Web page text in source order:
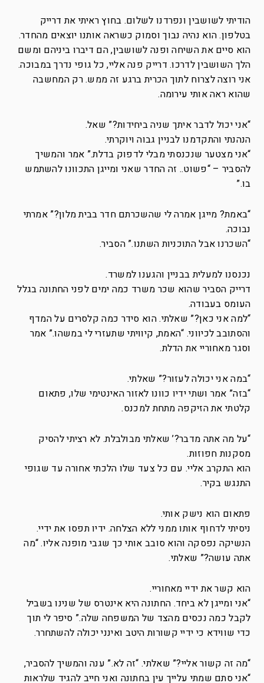
הודיתי לשושבין ונפרדנו לשלום. בחוץ ראיתי את דרייק
בטלפון. הוא נהיה נבוך וסמוק כשראה אותנו יוצאים מהחדר.
הוא סיים את השיחה ופנה לשושבין, הם דיברו ביניהם ומשם
הלך השושבין לדרכו. דרייק פנה אליי, כל גופי נדרך במבוכה.
אני רוצה לצרוח לתוך הכרית ברגע זה ממש. רק המחשבה
שהוא ראה אותי עירומה.
“אני יכול לדבר איתך שניה ביחידות?” שאל.
הנהנתי והתקדמנו לבניין גבוה ויוקרתי.
“אני מצטער שנכנסתי מבלי לדפוק בדלת.” אמר והמשיך
להסביר – “פשוט.. זה החדר שאני ומייגן התכוונו להשתמש
בו.”
“באמת? מייגן אמרה לי שהשכרתם חדר בבית מלון?” אמרתי
נבוכה.
“השכרנו אבל התוכניות השתנו.” הסביר.
נכנסנו למעלית בבניין והגענו למשרד.
דרייק הסביר שהוא שכר משרד כמה ימים לפני החתונה בגלל
העומס בעבודה.
“למה אני כאן?” שאלתי. הוא סידר כמה קלסרים על המדף
והסתובב לכיווני. “האמת, קיוויתי שתעזרי לי במשהו.” אמר
וסגר מאחוריי את הדלת.
“במה אני יכולה לעזור?” שאלתי.
“בזה” אמר ושתי ידיו כוונו לאזור האינטימי שלו, פתאום
קלטתי את הזיקפה מתחת למכנס.
“על מה אתה מדבר?’ שאלתי מבולבלת. לא רציתי להסיק
מסקנות חפוזות.
הוא התקרב אליי. עם כל צעד שלו הלכתי אחורה עד שגופי
התנגש בקיר.
פתאום הוא נישק אותי.
ניסיתי לדחוף אותו ממני ללא הצלחה. ידיו תפסו את ידיי.
הנשיקה נפסקה והוא סובב אותי כך שגבי מופנה אליו. “מה
אתה עושה?” שאלתי.
הוא קשר את ידיי מאחוריי.
“אני ומייגן לא ביחד. החתונה היא אינטרס של שנינו בשביל
לקבל כמה נכסים מהצד של המשפחה שלה.” סיפר לי תוך
כדי שווידא כי ידיי קשורות היטב ואינני יכולה להשתחרר.
“מה זה קשור אליי?” שאלתי. “זה לא.” ענה והמשיך להסביר,
“אני סתם שמתי עלייך עין בחתונה ואני חייב להגיד שלראות